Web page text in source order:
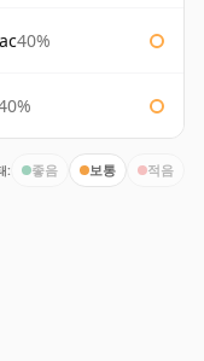
40%
: 좋음 보통 적음